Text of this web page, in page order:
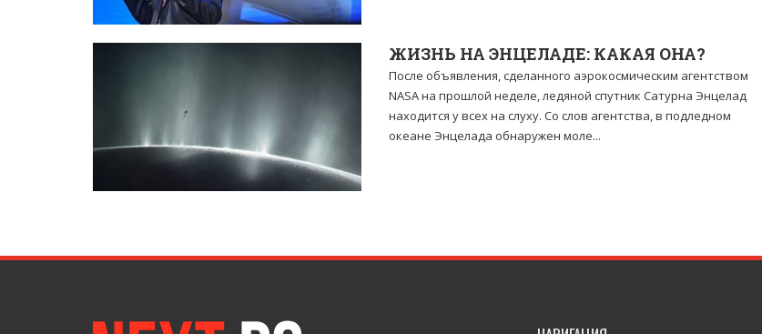
ЖИЗНЬ НА ЭНЦЕЛАДЕ: КАКАЯ ОНА?
После объявления, сделанного аэрокосмическим агентством
NASA на прошлой неделе, ледяной спутник Сатурна Энцелад
находится у всех на слуху. Со слов агентства, в подледном
океане Энцелада обнаружен моле...